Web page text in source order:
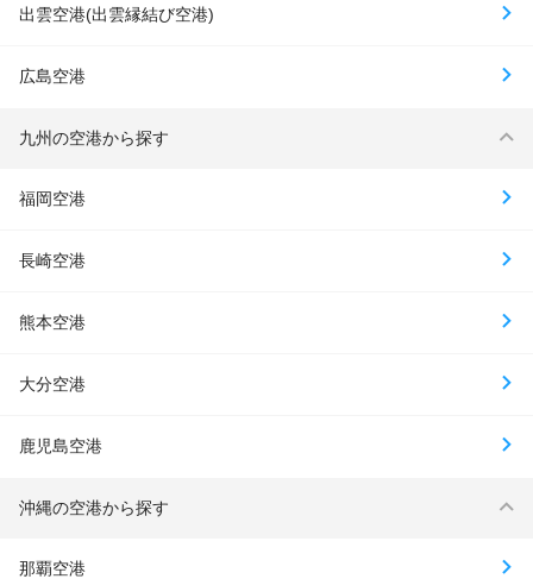
出雲空港(出雲縁結び空港)
広島空港
九州の空港から探す
福岡空港
長崎空港
熊本空港
大分空港
鹿児島空港
沖縄の空港から探す
那覇空港